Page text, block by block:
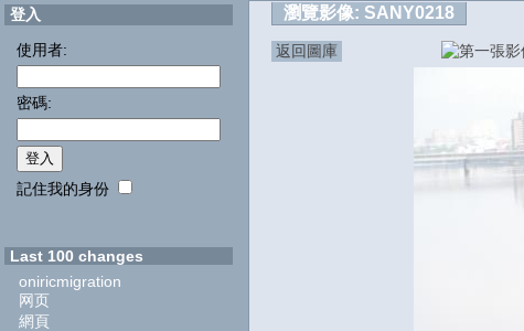
登入
使用者:
密碼:
記住我的身份
Last 100 changes
oniricmigration
网页
網頁
瀏覽影像: SANY0218
返回圖庫